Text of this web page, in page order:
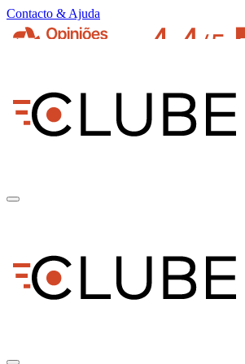
Contacto & Ajuda